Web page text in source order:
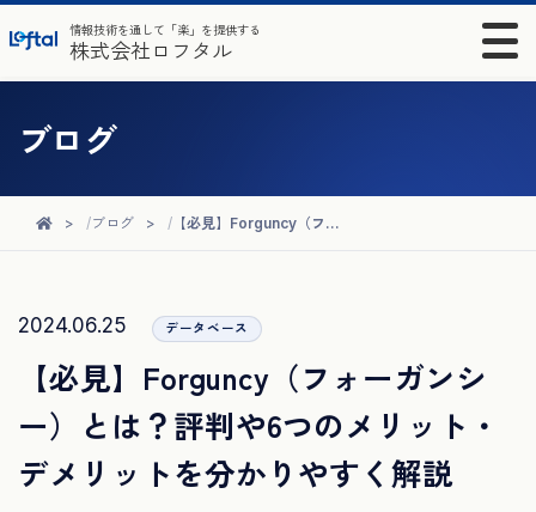
情報技術を通して「楽」を提供する
株式会社ロフタル
ブログ
ブログ 【必見】Forguncy（フォーガンシー）とは？評判や6つのメリット・デメリットを分かりやすく解説
2024.06.25 データベース
【必見】Forguncy（フォーガンシ
ー）とは？評判や6つのメリット・
デメリットを分かりやすく解説